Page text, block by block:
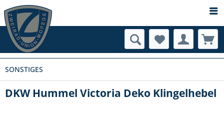
SONSTIGES
DKW Hummel Victoria Deko Klingelhebel